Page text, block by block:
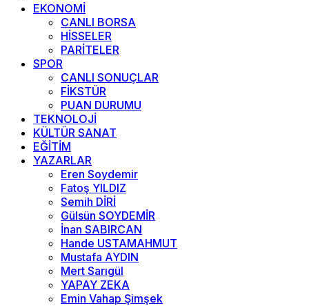
EKONOMİ
CANLI BORSA
HİSSELER
PARİTELER
SPOR
CANLI SONUÇLAR
FİKSTÜR
PUAN DURUMU
TEKNOLOJİ
KÜLTÜR SANAT
EĞİTİM
YAZARLAR
Eren Soydemir
Fatoş YILDIZ
Semih DİRİ
Gülsün SOYDEMİR
İnan SABIRCAN
Hande USTAMAHMUT
Mustafa AYDIN
Mert Sarıgül
YAPAY ZEKA
Emin Vahap Şimşek